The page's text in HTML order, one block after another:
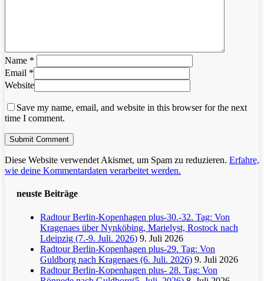
Name *
Email *
Website
Save my name, email, and website in this browser for the next
time I comment.
Diese Website verwendet Akismet, um Spam zu reduzieren. Erfahre,
wie deine Kommentardaten verarbeitet werden.
neuste Beiträge
Radtour Berlin-Kopenhagen plus-30.-32. Tag: Von
Kragenaes über Nynköbing, Marielyst, Rostock nach
Ldeipzig (7.-9. Juli. 2026) 9. Juli 2026
Radtour Berlin-Kopenhagen plus-29. Tag: Von
Guldborg nach Kragenaes (6. Juli. 2026) 9. Juli 2026
Radtour Berlin-Kopenhagen plus- 28. Tag: Von